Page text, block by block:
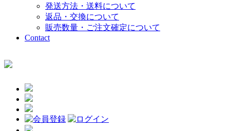
発送方法・送料について
返品・交換について
販売数量・ご注文確定について
Contact